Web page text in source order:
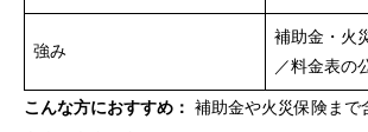
強み
補助金・火
／料金表の
こんな方におすすめ： 補助金や火災保険まで